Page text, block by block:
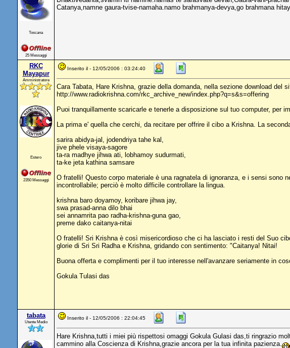
Toscana
25 Messaggi
Catanya,namne gaura-tvise-namaha.namo brahmanya-devya,go brahmana
RKC
Mayapur
Amministratore
Estero
2350 Messaggi
Inserito il - 12/05/2006 : 03:24:40
Cara Tabata, Hare Krishna, grazie della domanda, nella sezione download
http://www.radiokrishna.com/rkc_archive_new/index.php?q=s&s=offering
Puoi tranquillamente scaricarle e tenerle a disposizione sul tuo computer, per
La prima e' quella che cerchi, da recitare per offrire il cibo a Krishna. La
sarira abidya-jal, jodendriya tahe kal,
jive phele visaya-sagore
ta-ra madhye jihwa ati, lobhamoy sudurmati,
ta-ke jeta kathina samsare
O fratelli! Questo corpo materiale è una ragnatela di ignoranza, e i sensi sono
incontrollabile; perciò è molto difficile controllare la lingua.
krishna baro doyamoy, koribare jihwa jay,
swa prasad-anna dilo bhai
sei annamrita pao radha-krishna-guna gao,
preme dako caitanya-nitai
O fratelli! Sri Krishna è così misericordioso che ci ha lasciato i resti del Suo
glorie di Sri Sri Radha e Krishna, gridando con sentimento: "Caitanya! Nitai!
Buona offerta e complimenti per il tuo interesse nell'avanzare seriamente in
Gokula Tulasi das
tabata
Utente Medio
Inserito il - 12/05/2006 : 22:04:45
Hare Krishna,tutti i miei più rispettosi omaggi Gokula Gulasi das,ti ringrazio
cammino alla Coscienza di Krishna,grazie ancora per la tua infinita pazienza.